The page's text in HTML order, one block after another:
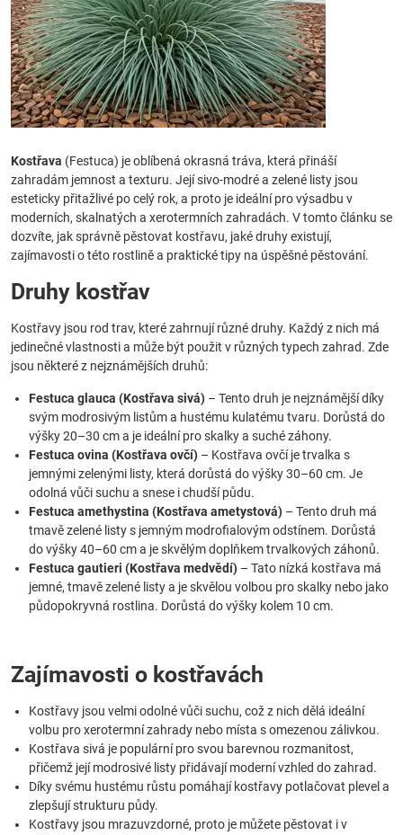
Kostřava (Festuca) je oblíbená okrasná tráva, která přináší
zahradám jemnost a texturu. Její sivo-modré a zelené listy jsou
esteticky přitažlivé po celý rok, a proto je ideální pro výsadbu v
moderních, skalnatých a xerotermních zahradách. V tomto článku se
dozvíte, jak správně pěstovat kostřavu, jaké druhy existují,
zajímavosti o této rostlině a praktické tipy na úspěšné pěstování.
Druhy kostřav
Kostřavy jsou rod trav, které zahrnují různé druhy. Každý z nich má
jedinečné vlastnosti a může být použit v různých typech zahrad. Zde
jsou některé z nejznámějších druhů:
Festuca glauca (Kostřava sivá) – Tento druh je nejznámější díky
svým modrosivým listům a hustému kulatému tvaru. Dorůstá do
výšky 20–30 cm a je ideální pro skalky a suché záhony.
Festuca ovina (Kostřava ovčí) – Kostřava ovčí je trvalka s
jemnými zelenými listy, která dorůstá do výšky 30–60 cm. Je
odolná vůči suchu a snese i chudší půdu.
Festuca amethystina (Kostřava ametystová) – Tento druh má
tmavě zelené listy s jemným modrofialovým odstínem. Dorůstá
do výšky 40–60 cm a je skvělým doplňkem trvalkových záhonů.
Festuca gautieri (Kostřava medvědí) – Tato nízká kostřava má
jemné, tmavě zelené listy a je skvělou volbou pro skalky nebo jako
půdopokryvná rostlina. Dorůstá do výšky kolem 10 cm.
Zajímavosti o kostřavách
Kostřavy jsou velmi odolné vůči suchu, což z nich dělá ideální
volbu pro xerotermní zahrady nebo místa s omezenou zálivkou.
Kostřava sivá je populární pro svou barevnou rozmanitost,
přičemž její modrosivé listy přidávají moderní vzhled do zahrad.
Díky svému hustému růstu pomáhají kostřavy potlačovat plevel a
zlepšují strukturu půdy.
Kostřavy jsou mrazuvzdorné, proto je můžete pěstovat i v